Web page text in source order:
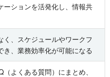
ーションを活発化し、情報共
く、スケジュールやワークフ
き、業務効率化が可能になる
よくある質問）にまとめ、